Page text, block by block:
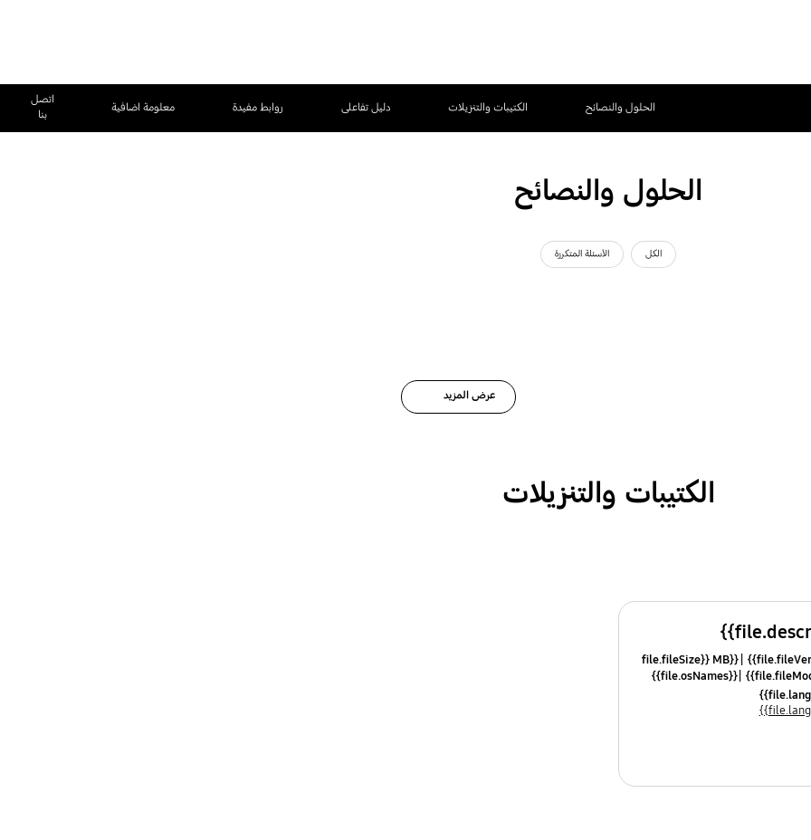
الحلول والنصائح الكتيبات والتنزيلات دليل تفاعلى روابط مفيدة معلومة اضافية
اتصل
بنا
الحلول والنصائح
الكل الأسئلة المتكررة
عرض المزيد
الكتيبات والتنزيلات
{{file.fileSize}} MB
{{file.osNames}}